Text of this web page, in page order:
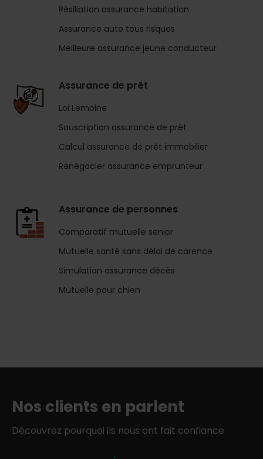
Résiliation assurance habitation
Assurance auto tous risques
Meilleure assurance jeune conducteur
Assurance de prêt
Loi Lemoine
Souscription assurance de prêt
Calcul assurance de prêt immobilier
Renégocier assurance emprunteur
Assurance de personnes
Comparatif mutuelle senior
Mutuelle santé sans délai de carence
Simulation assurance décès
Mutuelle pour chien
Nos clients en parlent
Découvrez pourquoi ils nous ont fait confiance